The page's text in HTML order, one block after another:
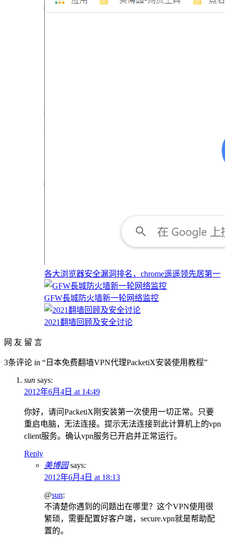
各大浏览器安全漏洞排名，chrome遥遥领先居第一
GFW長城防火墙新一轮网络监控
2021翻墙回顾及安全讨论
网 友 留 言
3条评论 in “日本免费翻墙VPN代理PacketiX安装使用教程”
sun says:
2012年6月4日 at 14:49
你好，请问PacketiX刚安装第一次使用一切正常。只要
重启电脑，无法连接。提示无法连接到此计算机上的vpn
client服务。确认vpn服务已开启并正常运行。
Reply
美博园 says:
2012年6月4日 at 18:13
@sun:
不清楚你遇到的问题出在哪里？这个VPN使用很
繁琐，需要配置好客户端，secure.vpn就是帮助配
置的。